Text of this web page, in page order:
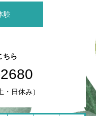
験
ちら
日休み）